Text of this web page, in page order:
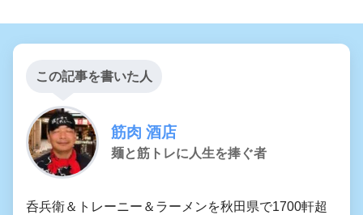
この記事を書いた人
筋肉 酒店
麺と筋トレに人生を捧ぐ者
呑兵衛＆トレーニー＆ラーメンを秋田県で1700軒超